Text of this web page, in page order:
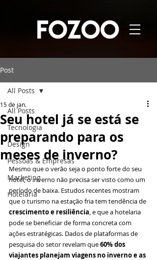
Post
All Posts
Tecnologia
Design
Pessoas & Empresas
Marketing
Hotelaria
All Posts
Seu hotel já se está se
preparando para os
meses de inverno?
15 de jan.
Mesmo que o verão seja o ponto forte do seu
hotel, o inverno não precisa ser visto como um
período de baixa. Estudos recentes mostram
que o turismo na estação fria tem tendência de
crescimento e resiliência, e que a hotelaria
pode se beneficiar de forma concreta com
ações estratégicas. Dados de plataformas de
pesquisa do setor revelam que 60% dos
viajantes planejam viagens no inverno e as